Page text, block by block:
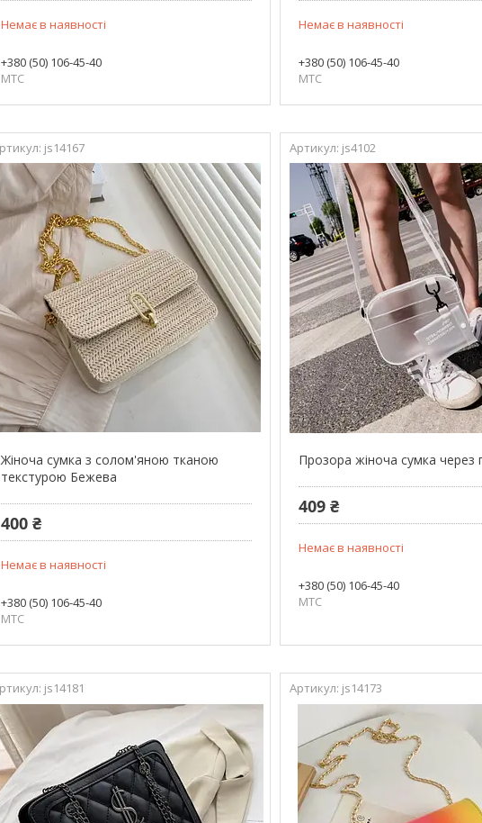
Немає в наявності
+380 (50) 106-45-40
МТС
Немає в наявності
+380 (50) 106-45-40
МТС
js14167
Жіноча сумка з солом'яною тканою
текстурою Бежева
400 ₴
Немає в наявності
+380 (50) 106-45-40
МТС
js4102
Прозора жіноча сумка через
409 ₴
Немає в наявності
+380 (50) 106-45-40
МТС
js14181 js14173